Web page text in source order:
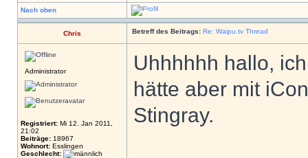
Nach oben
Chris Betreff des Beitrags: Re: Waipu.tv Thread
Administrator
Registriert: Mi 12. Jan 2011,
21:02
Beiträge: 18967
Wohnort: Esslingen
Geschlecht:
Uhhhhhh hallo,
hätte aber mit
Stingray.